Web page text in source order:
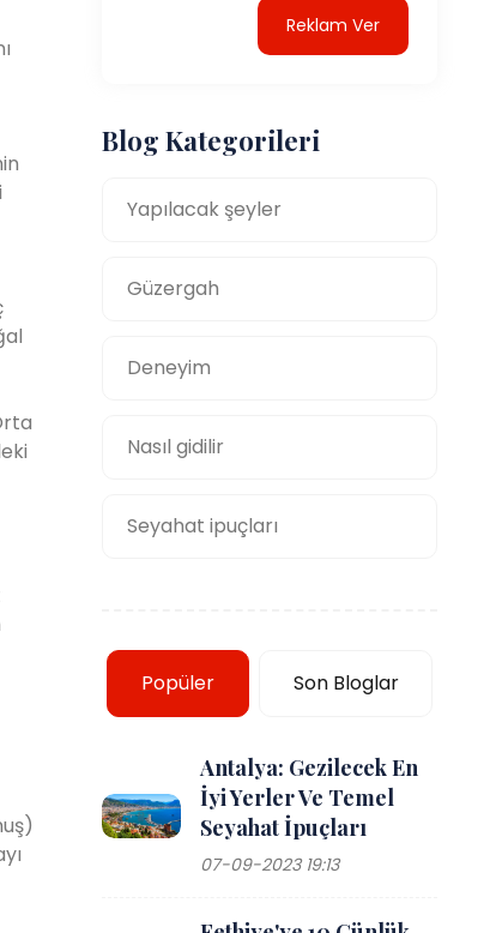
Reklam Ver
Blog Kategorileri
Yapılacak şeyler
Güzergah
Deneyim
Nasıl gidilir
Seyahat ipuçları
Popüler Son Bloglar
Antalya: Gezilecek En
İyi Yerler Ve Temel
Seyahat İpuçları
07-09-2023 19:13